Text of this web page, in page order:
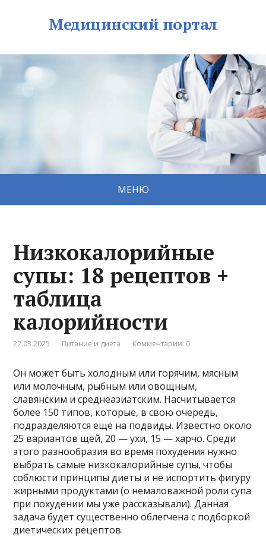
Медицинский портал
МЕНЮ
Низкокалорийные
супы: 18 рецептов +
таблица
калорийности
22.03.2025 Питание и диета Комментарии: 0
Он может быть холодным или горячим, мясным
или молочным, рыбным или овощным,
славянским и среднеазиатским. Насчитывается
более 150 типов, которые, в свою очередь,
подразделяются ещё на подвиды. Известно около
25 вариантов щей, 20 — ухи, 15 — харчо. Среди
этого разнообразия во время похудения нужно
выбрать самые низкокалорийные супы, чтобы
соблюсти принципы диеты и не испортить фигуру
жирными продуктами (о немаловажной роли супа
при похудении мы уже рассказывали). Данная
задача будет существенно облегчена с подборкой
диетических рецептов.